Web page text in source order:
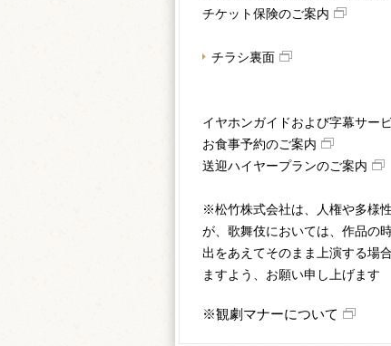
チケット保険のご案内
チラシ裏面
イヤホンガイドおよび字幕サー
お食事予約のご案内
送迎ハイヤープランのご案内
※松竹株式会社は、人権や多様
が、歌舞伎においては、作品の
出をあえてそのまま上演する場
ますよう、お願い申し上げます
※観劇マナーについて